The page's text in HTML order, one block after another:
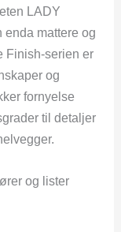
LADY
enda mattere og
Finish-serien er
og
fornyelse
til detaljer
og lister